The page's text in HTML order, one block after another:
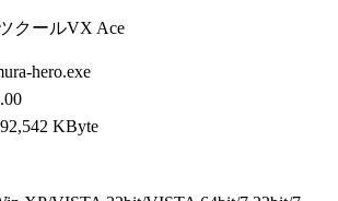
クールVX Ace
hero.exe
KByte